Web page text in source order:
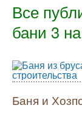
Все
бани 3
Баня и